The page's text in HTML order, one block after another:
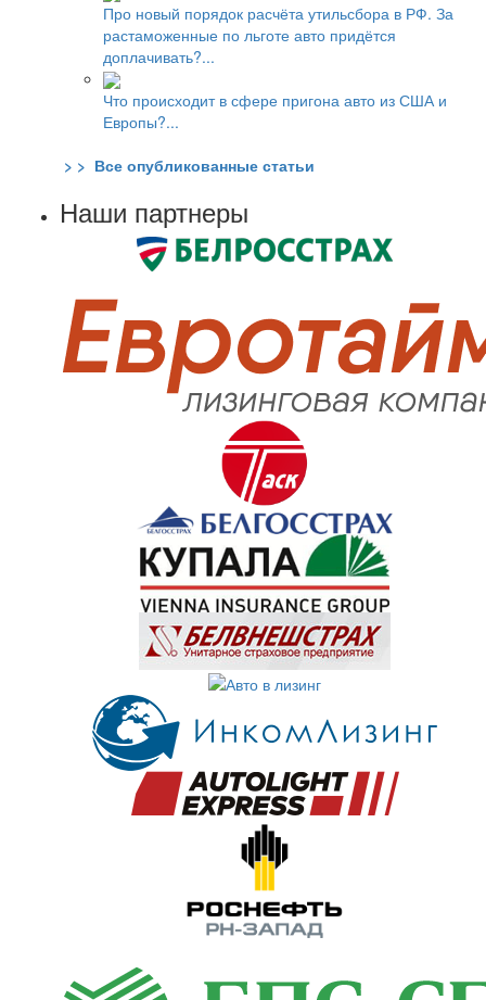
Про новый порядок расчёта утильсбора в РФ. За
растаможенные по льготе авто придётся
доплачивать?...
Что происходит в сфере пригона авто из США и
Европы?...
> > Все опубликованные статьи
Наши партнеры